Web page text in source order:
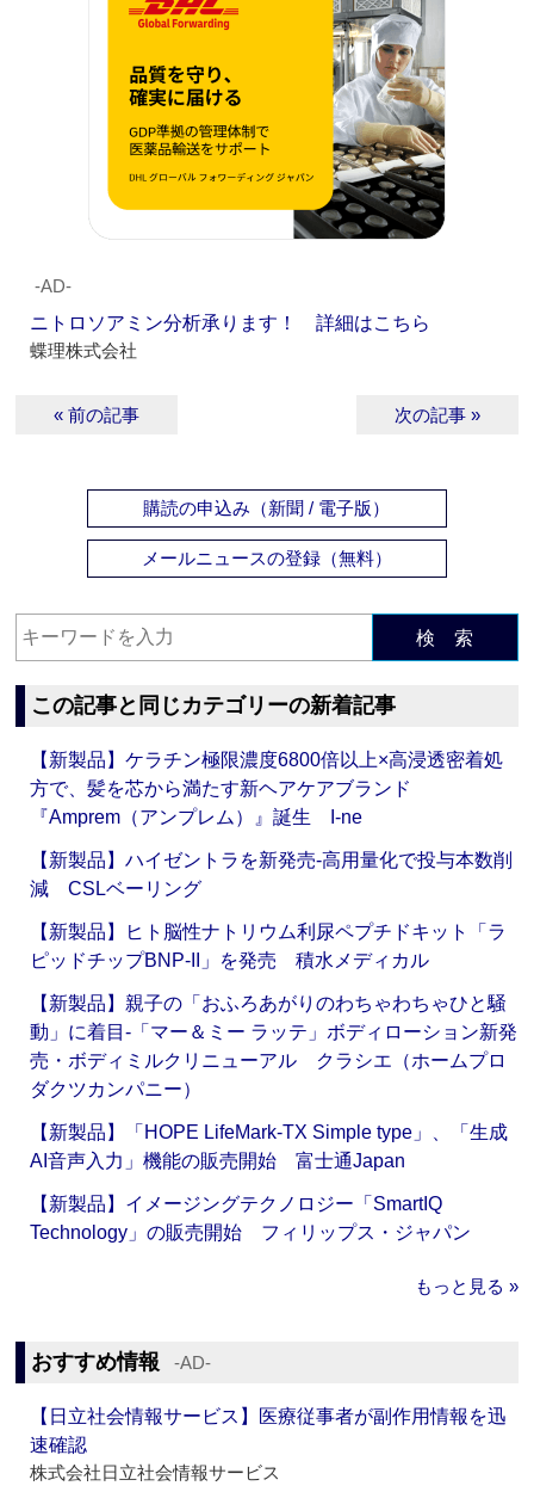
‐AD‐
ニトロソアミン分析承ります！ 詳細はこちら
蝶理株式会社
« 前の記事 次の記事 »
購読の申込み（新聞 / 電子版）
メールニュースの登録（無料）
検 索
この記事と同じカテゴリーの新着記事
【新製品】ケラチン極限濃度6800倍以上×高浸透密着処
方で、髪を芯から満たす新ヘアケアブランド
『Amprem（アンプレム）』誕生 I-ne
【新製品】ハイゼントラを新発売‐高用量化で投与本数削
減 CSLベーリング
【新製品】ヒト脳性ナトリウム利尿ペプチドキット「ラ
ピッドチップBNP-II」を発売 積水メディカル
【新製品】親子の「おふろあがりのわちゃわちゃひと騒
動」に着目‐「マー＆ミー ラッテ」ボディローション新発
売・ボディミルクリニューアル クラシエ（ホームプロ
ダクツカンパニー）
【新製品】「HOPE LifeMark-TX Simple type」、「生成
AI音声入力」機能の販売開始 富士通Japan
【新製品】イメージングテクノロジー「SmartIQ
Technology」の販売開始 フィリップス・ジャパン
もっと見る »
おすすめ情報 ‐AD‐
【日立社会情報サービス】医療従事者が副作用情報を迅
速確認
株式会社日立社会情報サービス